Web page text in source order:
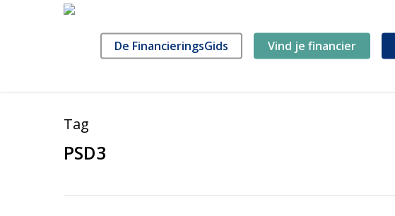
De FinancieringsGids Vind je financier
Tag
PSD3